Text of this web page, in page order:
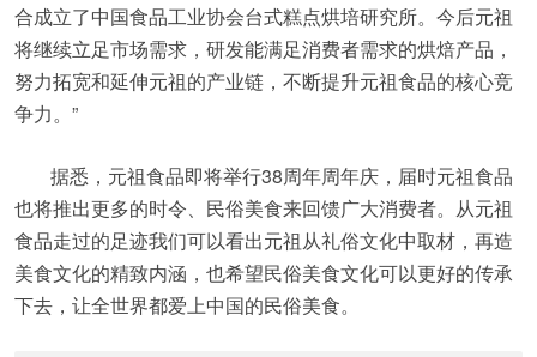
合成立了中国食品工业协会台式糕点烘培研究所。今后元祖
将继续立足市场需求，研发能满足消费者需求的烘焙产品，
努力拓宽和延伸元祖的产业链，不断提升元祖食品的核心竞
争力。”
据悉，元祖食品即将举行38周年周年庆，届时元祖食品
也将推出更多的时令、民俗美食来回馈广大消费者。从元祖
食品走过的足迹我们可以看出元祖从礼俗文化中取材，再造
美食文化的精致内涵，也希望民俗美食文化可以更好的传承
下去，让全世界都爱上中国的民俗美食。